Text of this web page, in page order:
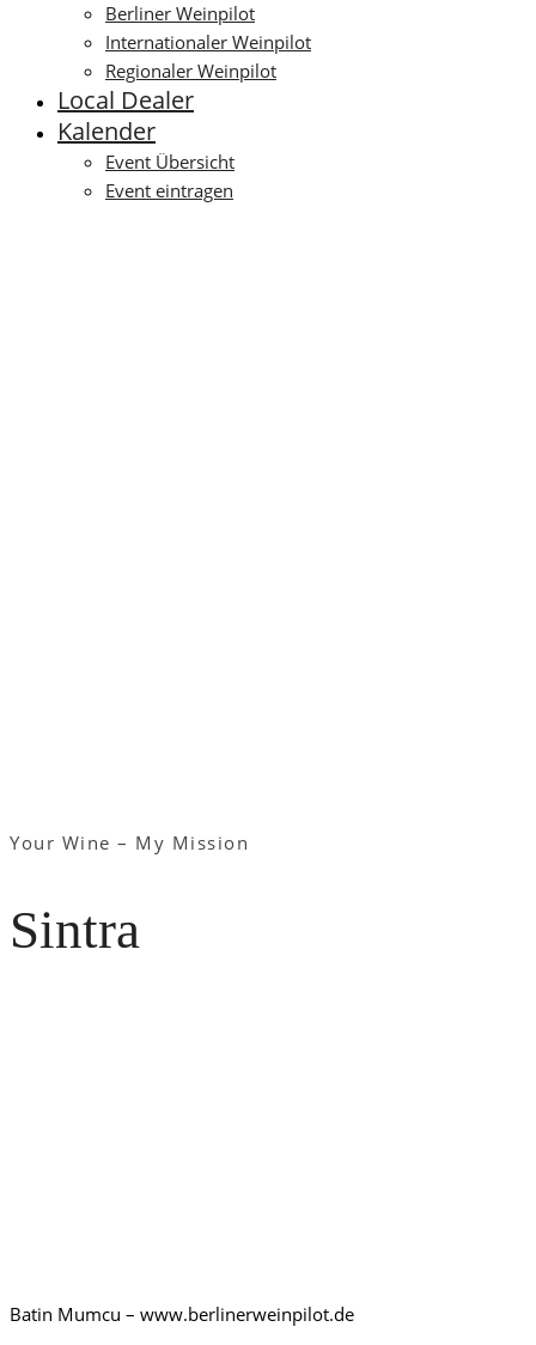
Berliner Weinpilot
Internationaler Weinpilot
Regionaler Weinpilot
Local Dealer
Kalender
Event Übersicht
Event eintragen
Your Wine – My Mission
Sintra
Batin Mumcu – www.berlinerweinpilot.de